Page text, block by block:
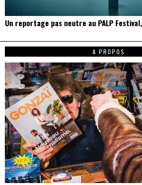
Un reportage pas neutre au PALP
A PROPOS